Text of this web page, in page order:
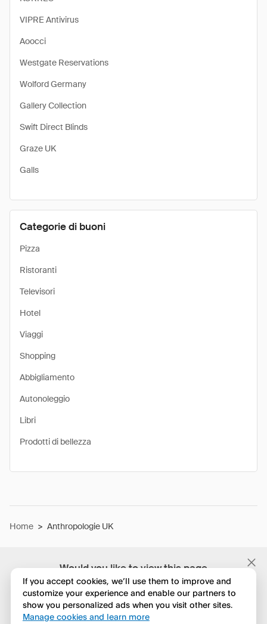
Would you like to view this page
in English?
No, continua a esplorare
VIPRE Antivirus
Aoocci
Westgate Reservations
Wolford Germany
Gallery Collection
Swift Direct Blinds
Graze UK
Galls
Categorie di buoni
Pizza
Ristoranti
Televisori
Hotel
Viaggi
Shopping
Abbigliamento
Autonoleggio
Libri
Prodotti di bellezza
Home > Anthropologie UK
If you accept cookies, we’ll use them to improve and
customize your experience and enable our partners to
show you personalized ads when you visit other sites.
Manage cookies and learn more